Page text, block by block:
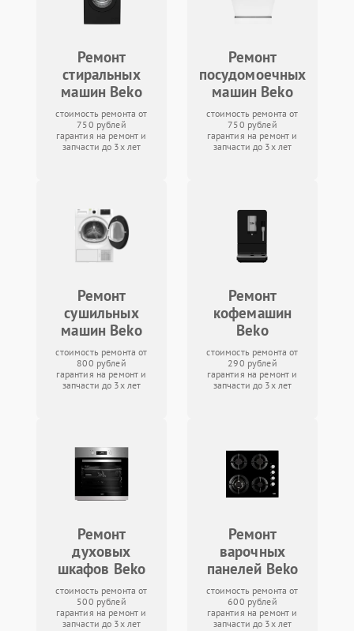
Ремонт
стиральных
машин Beko
стоимость ремонта от
750 рублей
гарантия на ремонт и
запчасти до 3х лет
Ремонт
посудомоечных
машин Beko
стоимость ремонта от
750 рублей
гарантия на ремонт и
запчасти до 3х лет
Ремонт
сушильных
машин Beko
стоимость ремонта от
800 рублей
гарантия на ремонт и
запчасти до 3х лет
Ремонт
кофемашин
Beko
стоимость ремонта от
290 рублей
гарантия на ремонт и
запчасти до 3х лет
Ремонт
духовых
шкафов Beko
стоимость ремонта от
500 рублей
гарантия на ремонт и
запчасти до 3х лет
Ремонт
варочных
панелей Beko
стоимость ремонта от
600 рублей
гарантия на ремонт и
запчасти до 3х лет